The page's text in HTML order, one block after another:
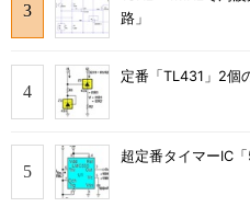
路」
定番「TL431」2個
超定番タイマーIC